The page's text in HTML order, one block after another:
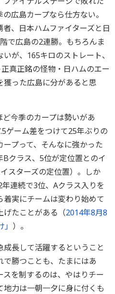
広島カープなら仕方ない。
、日本ハムファイターズと日
で広島の2連勝。もちろんま
が、165キロのストレート、
真正銘の怪物・日ハムのエー
った広島に分があると思
今季のカープは勢いがあ
ゲーム差をつけて25年ぶりの
プって、そんなに強かった
クラス、5位が定位置とのイ
スターズの定位置）。しか
連続で3位、Aクラス入りを
実にチームは変わり始めて
げたことがある（2014年8月8
）。
長して活躍するということ
勝つことも、たまにはあ
を制するのは、やはりチー
力は一朝一夕に身に付くも